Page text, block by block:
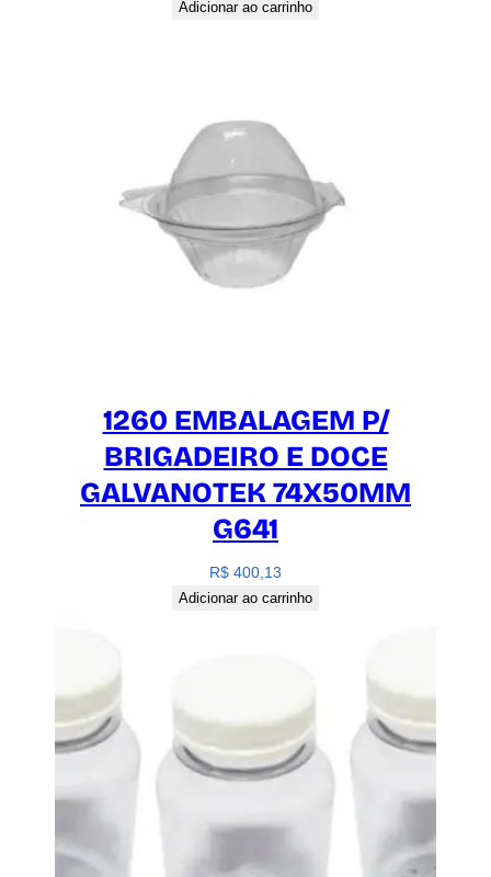
Adicionar ao carrinho
1260 EMBALAGEM P/
BRIGADEIRO E DOCE
GALVANOTEK 74X50MM
G641
R$ 400,13
Adicionar ao carrinho